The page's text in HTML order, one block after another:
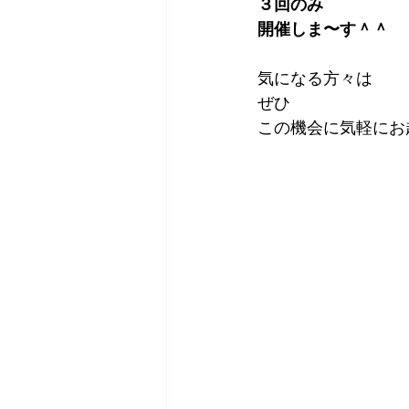
３回のみ
開催しま〜す＾＾
気になる方々は
ぜひ
この機会に気軽に